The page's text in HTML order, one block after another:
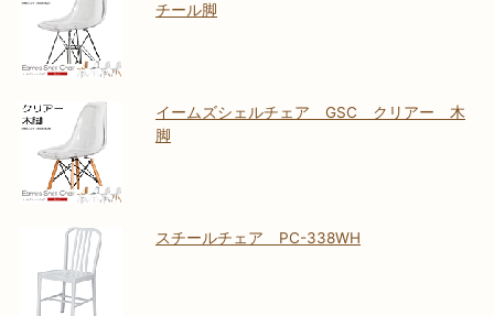
チール脚
イームズシェルチェア GSC クリアー 木
脚
スチールチェア PC-338WH